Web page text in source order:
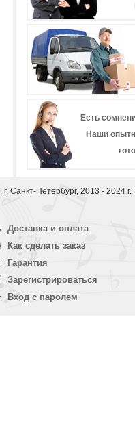
Есть
Наши
, г. Санкт-Петербург, 2013 - 2024 г.
Доставка и оплата
Как сделать заказ
Гарантия
Зарегистрироваться
Вход с паролем